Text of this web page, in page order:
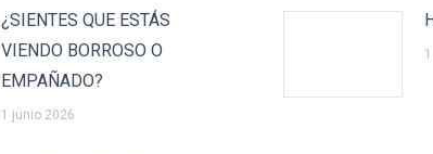
¿SIENTES QUE ESTÁS
VIENDO BORROSO O
EMPAÑADO?
1 junio 2026